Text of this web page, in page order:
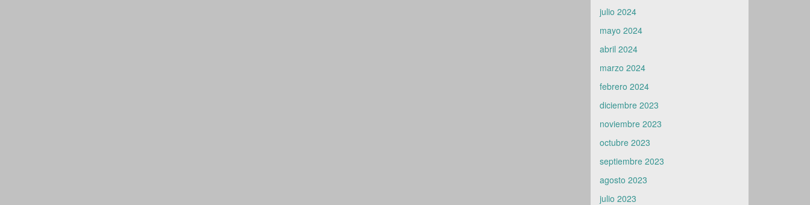
julio 2024
mayo 2024
abril 2024
marzo 2024
febrero 2024
diciembre 2023
noviembre 2023
octubre 2023
septiembre 2023
agosto 2023
julio 2023